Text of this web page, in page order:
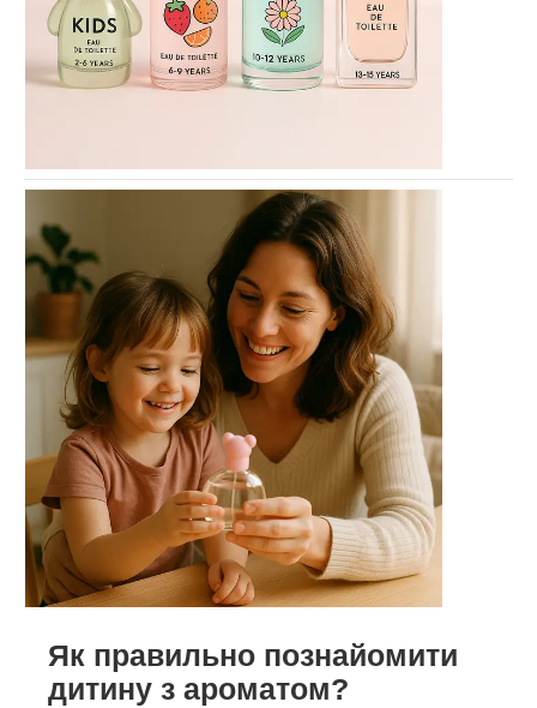
Як правильно познайомити
дитину з ароматом?